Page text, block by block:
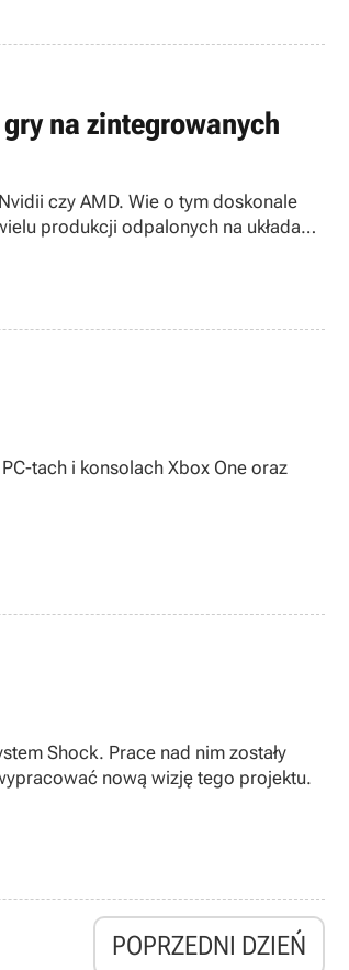
na zintegrowanych
czy AMD. Wie o tym doskonale
produkcji odpalonych na układach
tach i konsolach Xbox One oraz
Shock. Prace nad nim zostały
nową wizję tego projektu.
POPRZEDNI DZIEŃ